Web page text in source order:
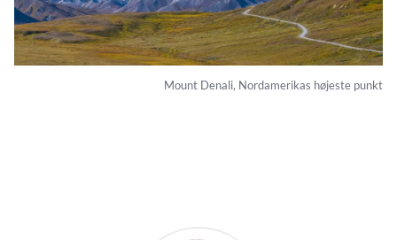
Mount Denali, Nordamerikas højeste punkt